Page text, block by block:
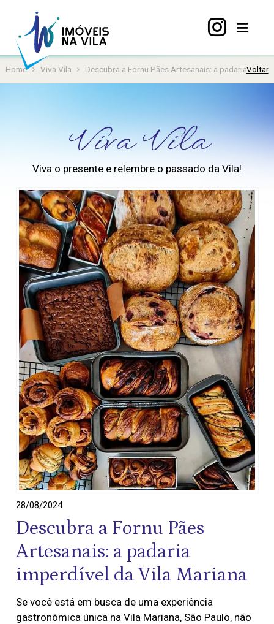
Home
Sobre
nós
Contato
Home Viva Vila Descubra a Fornu Pães Artesanais: a padariaVoltar
Viva Vila
Viva o presente e relembre o passado da Vila!
28/08/2024
Descubra a Fornu Pães
Artesanais: a padaria
imperdível da Vila Mariana
Se você está em busca de uma experiência
gastronômica única na Vila Mariana, São Paulo, não